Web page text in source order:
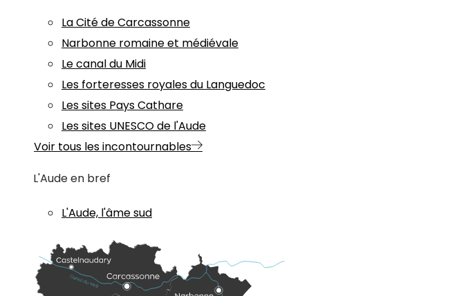
La Cité de Carcassonne
Narbonne romaine et médiévale
Le canal du Midi
Les forteresses royales du Languedoc
Les sites Pays Cathare
Les sites UNESCO de l'Aude
Voir tous les incontournables
L'Aude en bref
L'Aude, l'âme sud